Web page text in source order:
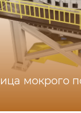
мокрого